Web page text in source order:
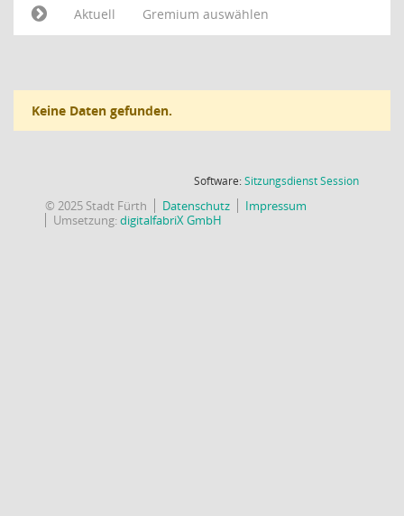
Aktuell
Gremium auswählen
Keine Daten gefunden.
Software:SitzungsdienstSession(Wird in
© 2025 Stadt Fürth Datenschutz
Impressum
Umsetzung:digitalfabriX GmbH